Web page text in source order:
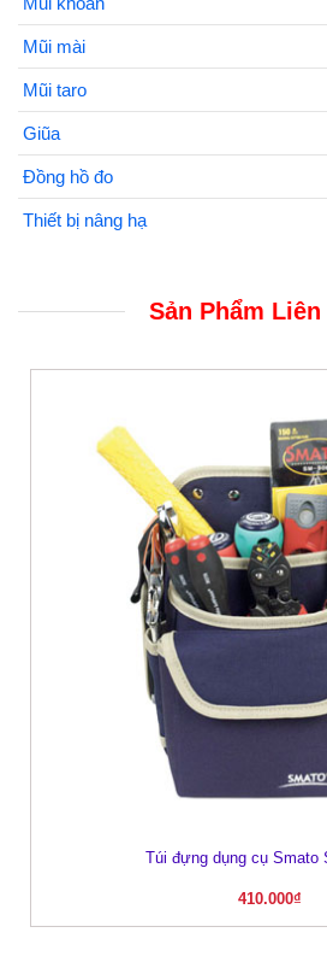
Mũi mài
Mũi taro
Giũa
Đồng hồ đo
Thiết bị nâng hạ
Sản Phẩm Liên
Túi đựng dụng cụ Smato
410.000₫